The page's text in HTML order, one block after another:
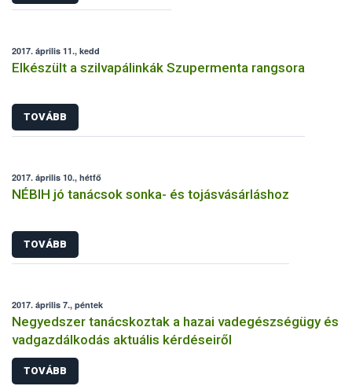
2017. április 11., kedd
Elkészült a szilvapálinkák Szupermenta rangsora
TOVÁBB
2017. április 10., hétfő
NÉBIH jó tanácsok sonka- és tojásvásárláshoz
TOVÁBB
2017. április 7., péntek
Negyedszer tanácskoztak a hazai vadegészségügy és
vadgazdálkodás aktuális kérdéseiről
TOVÁBB